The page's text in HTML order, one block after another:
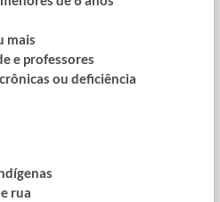
mais
e professores
ou deficiência
rua